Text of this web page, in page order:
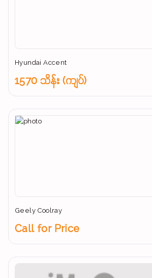
Hyundai Accent
1570 သိန်း (ကျပ်)
Geely Coolray
Call for Price